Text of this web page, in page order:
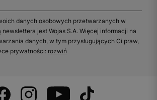
danych osobowych przetwarzanych w
jest Wojas S.A. Więcej informacji na
danych, w tym przysługujących Ci praw,
prywatności: rozwiń